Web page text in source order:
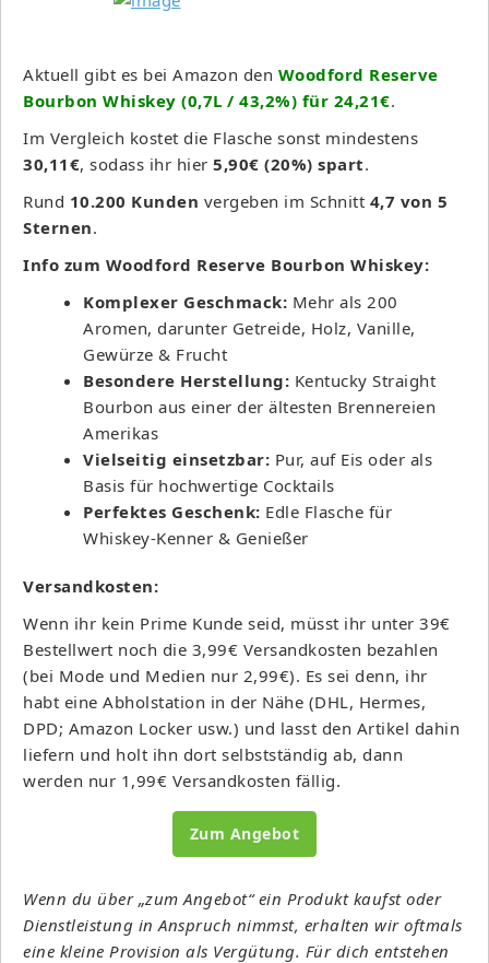
Aktuell gibt es bei Amazon den Woodford Reserve
Bourbon Whiskey (0,7L / 43,2%) für 24,21€.
Im Vergleich kostet die Flasche sonst mindestens
30,11€, sodass ihr hier 5,90€ (20%) spart.
Rund 10.200 Kunden vergeben im Schnitt 4,7 von 5
Sternen.
Info zum Woodford Reserve Bourbon Whiskey:
Komplexer Geschmack: Mehr als 200
Aromen, darunter Getreide, Holz, Vanille,
Gewürze & Frucht
Besondere Herstellung: Kentucky Straight
Bourbon aus einer der ältesten Brennereien
Amerikas
Vielseitig einsetzbar: Pur, auf Eis oder als
Basis für hochwertige Cocktails
Perfektes Geschenk: Edle Flasche für
Whiskey-Kenner & Genießer
Versandkosten:
Wenn ihr kein Prime Kunde seid, müsst ihr unter 39€
Bestellwert noch die 3,99€ Versandkosten bezahlen
(bei Mode und Medien nur 2,99€). Es sei denn, ihr
habt eine Abholstation in der Nähe (DHL, Hermes,
DPD; Amazon Locker usw.) und lasst den Artikel dahin
liefern und holt ihn dort selbstständig ab, dann
werden nur 1,99€ Versandkosten fällig.
Zum Angebot
Wenn du über „zum Angebot“ ein Produkt kaufst oder
Dienstleistung in Anspruch nimmst, erhalten wir oftmals
eine kleine Provision als Vergütung. Für dich entstehen